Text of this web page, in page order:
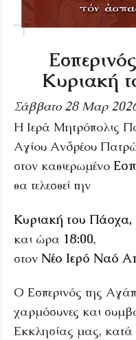
Κυριακή
Σάββατο 28 Μαρ
Η Ιερά Μητρόπολις
Αγίου Ανδρέου
στον καθιερωμένο
θα τελεσθεί την
Κυριακή του Πάσχα,
και ώρα 18:00,
στον Νέο Ιερό Ναό
Ο Εσπερινός της
χαρμόσυνες και
Εκκλησίας μας, κατά